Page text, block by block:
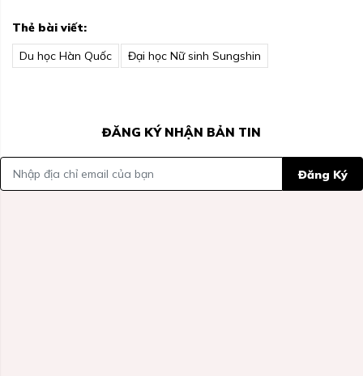
Thẻ bài viết:
Du học Hàn Quốc
Đại học Nữ sinh Sungshin
ĐĂNG KÝ NHẬN BẢN TIN
Đăng Ký